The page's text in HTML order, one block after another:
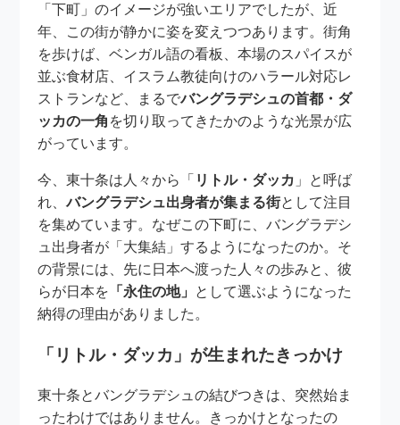
「下町」のイメージが強いエリアでしたが、近
年、この街が静かに姿を変えつつあります。街角
を歩けば、ベンガル語の看板、本場のスパイスが
並ぶ食材店、イスラム教徒向けのハラール対応レ
ストランなど、まるでバングラデシュの首都・ダ
ッカの一角 を切り取ってきたかのような光景が広
がっています。
今、東十条は人々から「 リトル・ダッカ 」と呼ば
れ、バングラデシュ出身者が集まる街として注目
を集めています。なぜこの下町に、バングラデシ
ュ出身者が「大集結」するようになったのか。そ
の背景には、先に日本へ渡った人々の歩みと、彼
らが日本を 「永住の地」 として選ぶようになった
納得の理由がありました。
「リトル・ダッカ」が生まれたきっかけ
東十条とバングラデシュの結びつきは、突然始ま
ったわけではありません。きっかけとなったの